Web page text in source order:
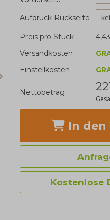
Aufdruck Rückseite
Preis pro Stück
4,43
Versandkosten
Einstellkosten
Nettobetrag
In
Kostenlose